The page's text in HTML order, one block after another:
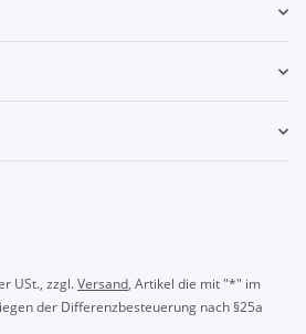
USt., zzgl.Versand, Artikel die mit "*" im
der Differenzbesteuerung nach §25a